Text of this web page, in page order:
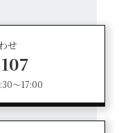
せ
～17:00